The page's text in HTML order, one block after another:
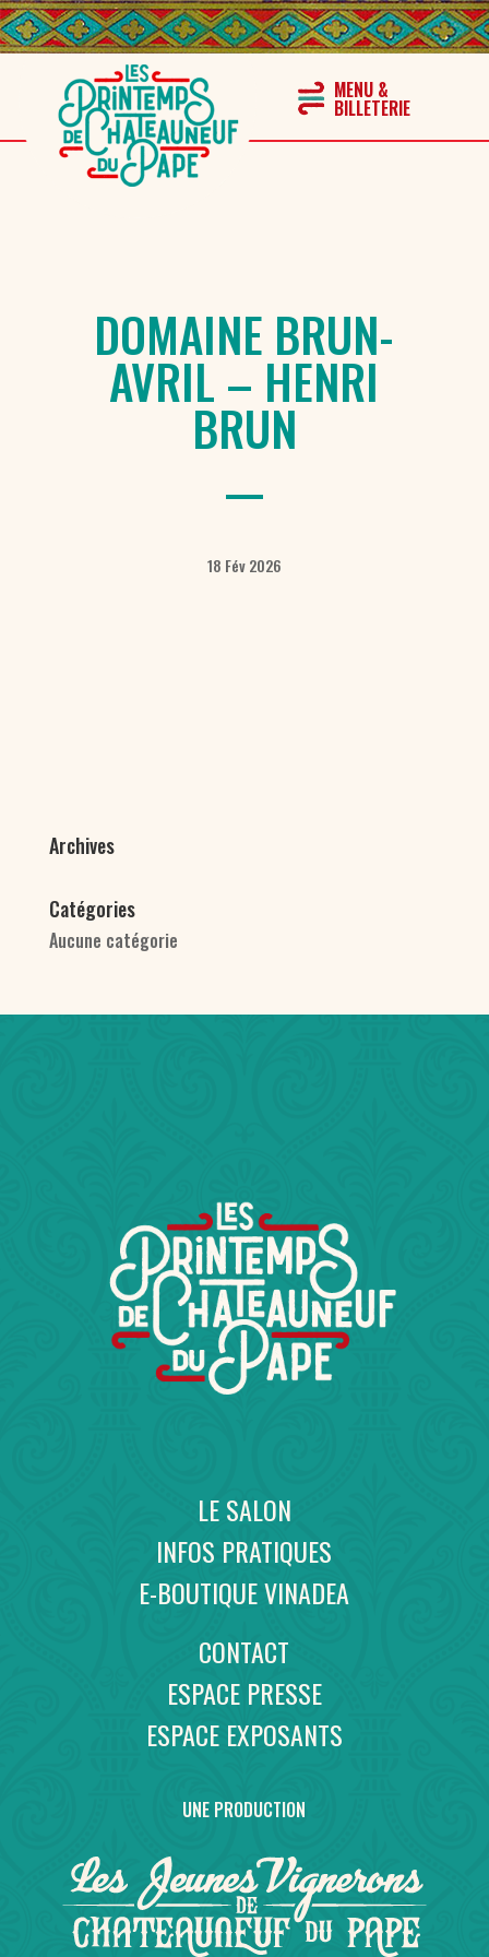
DOMAINE BRUN-
AVRIL – HENRI
BRUN
18 Fév 2026
Archives
Catégories
Aucune catégorie
LE SALON
INFOS PRATIQUES
E-BOUTIQUE VINADEA
CONTACT
ESPACE PRESSE
ESPACE EXPOSANTS
UNE PRODUCTION